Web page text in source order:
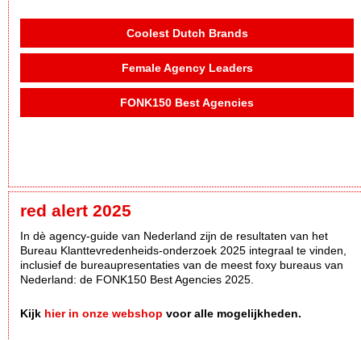
Coolest Dutch Brands
Female Agency Leaders
FONK150 Best Agencies
red alert 2025
In dè agency-guide van Nederland zijn de resultaten van het
Bureau Klanttevredenheids-onderzoek 2025 integraal te vinden,
inclusief de bureaupresentaties van de meest foxy bureaus van
Nederland: de FONK150 Best Agencies 2025.
Kijk hier in onze webshop voor alle mogelijkheden.